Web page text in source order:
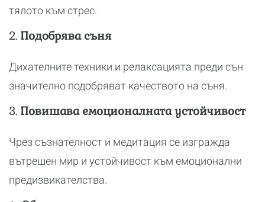
тялото към стрес.
2. Подобрява съня
Дихателните техники и релаксацията преди сън
значително подобряват качеството на съня.
3. Повишава емоционалната устойчивост
Чрез съзнателност и медитация се изгражда
вътрешен мир и устойчивост към емоционални
предизвикателства.